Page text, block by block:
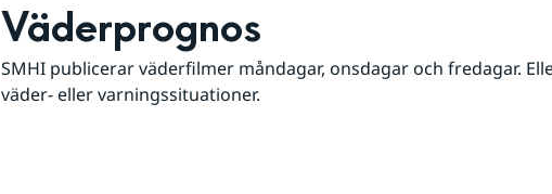
Väderprognos
SMHI publicerar väderfilmer måndagar, onsdagar och fredagar.
väder- eller varningssituationer.